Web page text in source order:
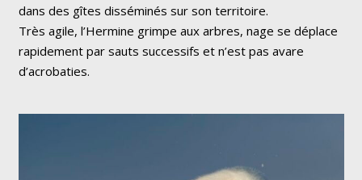
dans des gîtes disséminés sur son territoire.
Très agile, l’Hermine grimpe aux arbres, nage se déplace
rapidement par sauts successifs et n’est pas avare
d’acrobaties.